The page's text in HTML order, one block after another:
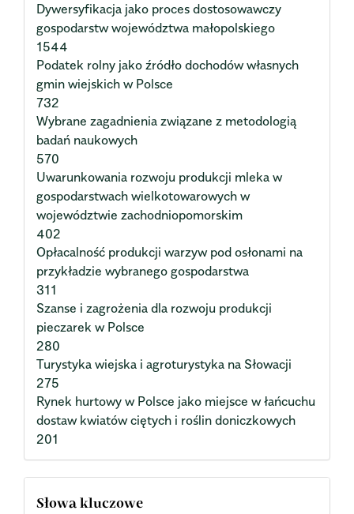
Dywersyfikacja jako proces dostosowawczy
gospodarstw województwa małopolskiego
1544
Podatek rolny jako źródło dochodów własnych
gmin wiejskich w Polsce
732
Wybrane zagadnienia związane z metodologią
badań naukowych
570
Uwarunkowania rozwoju produkcji mleka w
gospodarstwach wielkotowarowych w
województwie zachodniopomorskim
402
Opłacalność produkcji warzyw pod osłonami na
przykładzie wybranego gospodarstwa
311
Szanse i zagrożenia dla rozwoju produkcji
pieczarek w Polsce
280
Turystyka wiejska i agroturystyka na Słowacji
275
Rynek hurtowy w Polsce jako miejsce w łańcuchu
dostaw kwiatów ciętych i roślin doniczkowych
201
Słowa kluczowe